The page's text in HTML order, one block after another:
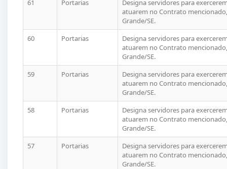
61
Portarias
Designa servidores para
atuarem no Contrato
Grande/SE.
60
Portarias
Designa servidores para
atuarem no Contrato
Grande/SE.
59
Portarias
Designa servidores para
atuarem no Contrato
Grande/SE.
58
Portarias
Designa servidores para
atuarem no Contrato
Grande/SE.
57
Portarias
Designa servidores para
atuarem no Contrato
Grande/SE.